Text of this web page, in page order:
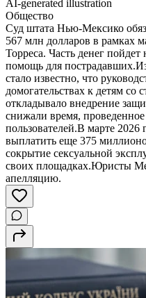
AI-generated illustration
Общество
Суд штата Нью-Мексико
567 млн долларов в рамках
Торреса. Часть денег
помощь для
стало известно, что
домогательствах к детям со
откладывало внедрение
снижали время,
пользователей.В марте 2026
выплатить еще 375
сокрытие сексуальной
своих площадках.Юристы
апелляцию.